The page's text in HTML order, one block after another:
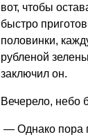
вот, чтобы
быстро
половинки,
рубленой
заключил он.
Вечерело, небо
— Однако пора